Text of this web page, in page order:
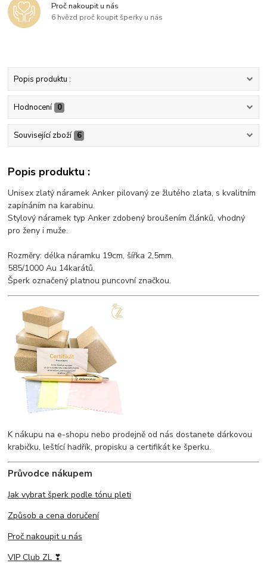
Proč nakoupit u nás
6 hvězd proč koupit šperky u nás
Popis produktu :
Hodnocení 0
Související zboží 6
Popis produktu :
Unisex zlatý náramek Anker pilovaný ze žlutého zlata, s kvalitním
zapínáním na karabinu.
Stylový náramek typ Anker zdobený broušením článků, vhodný
pro ženy i muže.
Rozměry: délka náramku 19cm, šířka 2,5mm.
585/1000 Au 14karátů.
Šperk označený platnou puncovní značkou.
K nákupu na e-shopu nebo prodejně od nás dostanete dárkovou
krabičku, leštící hadřík, propisku a certifikát ke šperku.
Průvodce nákupem
Jak vybrat šperk podle tónu pleti
Způsob a cena doručení
Proč nakoupit u nás
VIP Club ZL ❣